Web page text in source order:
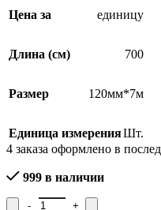
Цена за единицу
Длина (см) 700
Размер 120мм*7м
Единица измеренияШт.
4 заказа оформлено в
999 в наличии
Количество товара Бинт